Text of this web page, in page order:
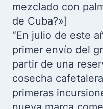
mezclado con
de Cuba?»]
“En julio de este
primer envío del
partir de una
cosecha
primeras